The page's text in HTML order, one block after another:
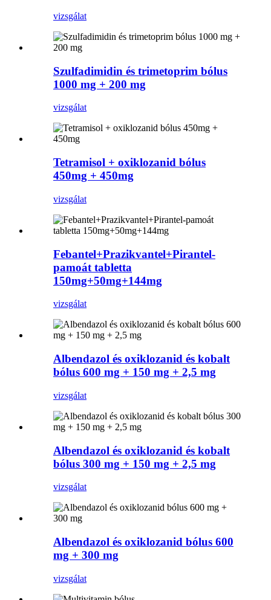
vizsgálat
Szulfadimidin és trimetoprim bólus
1000 mg + 200 mg
vizsgálat
Tetramisol + oxiklozanid bólus
450mg + 450mg
vizsgálat
Febantel+Prazikvantel+Pirantel-
pamoát tabletta
150mg+50mg+144mg
vizsgálat
Albendazol és oxiklozanid és kobalt
bólus 600 mg + 150 mg + 2,5 mg
vizsgálat
Albendazol és oxiklozanid és kobalt
bólus 300 mg + 150 mg + 2,5 mg
vizsgálat
Albendazol és oxiklozanid bólus 600
mg + 300 mg
vizsgálat